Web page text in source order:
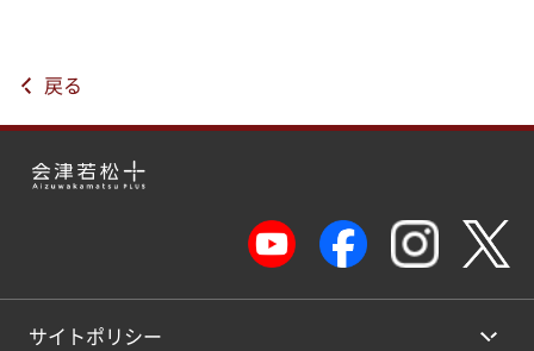
戻る
サイトポリシー